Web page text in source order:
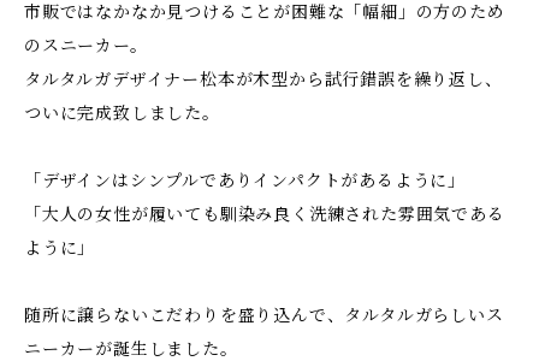
市販ではなかなか見つけることが困難な「幅細」の方のため
のスニーカー。
タルタルガデザイナー松本が木型から試行錯誤を繰り返し、
ついに完成致しました。
「デザインはシンプルでありインパクトがあるように」
「大人の女性が履いても馴染み良く洗練された雰囲気である
ように」
随所に譲らないこだわりを盛り込んで、タルタルガらしいス
ニーカーが誕生しました。